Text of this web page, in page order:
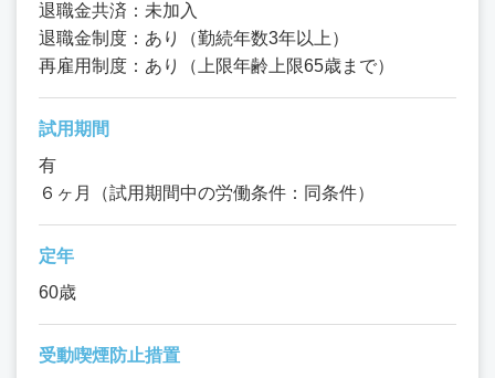
退職金共済：未加入
退職金制度：あり（勤続年数3年以上）
再雇用制度：あり（上限年齢上限65歳まで）
試用期間
有
６ヶ月（試用期間中の労働条件：同条件）
定年
60歳
受動喫煙防止措置